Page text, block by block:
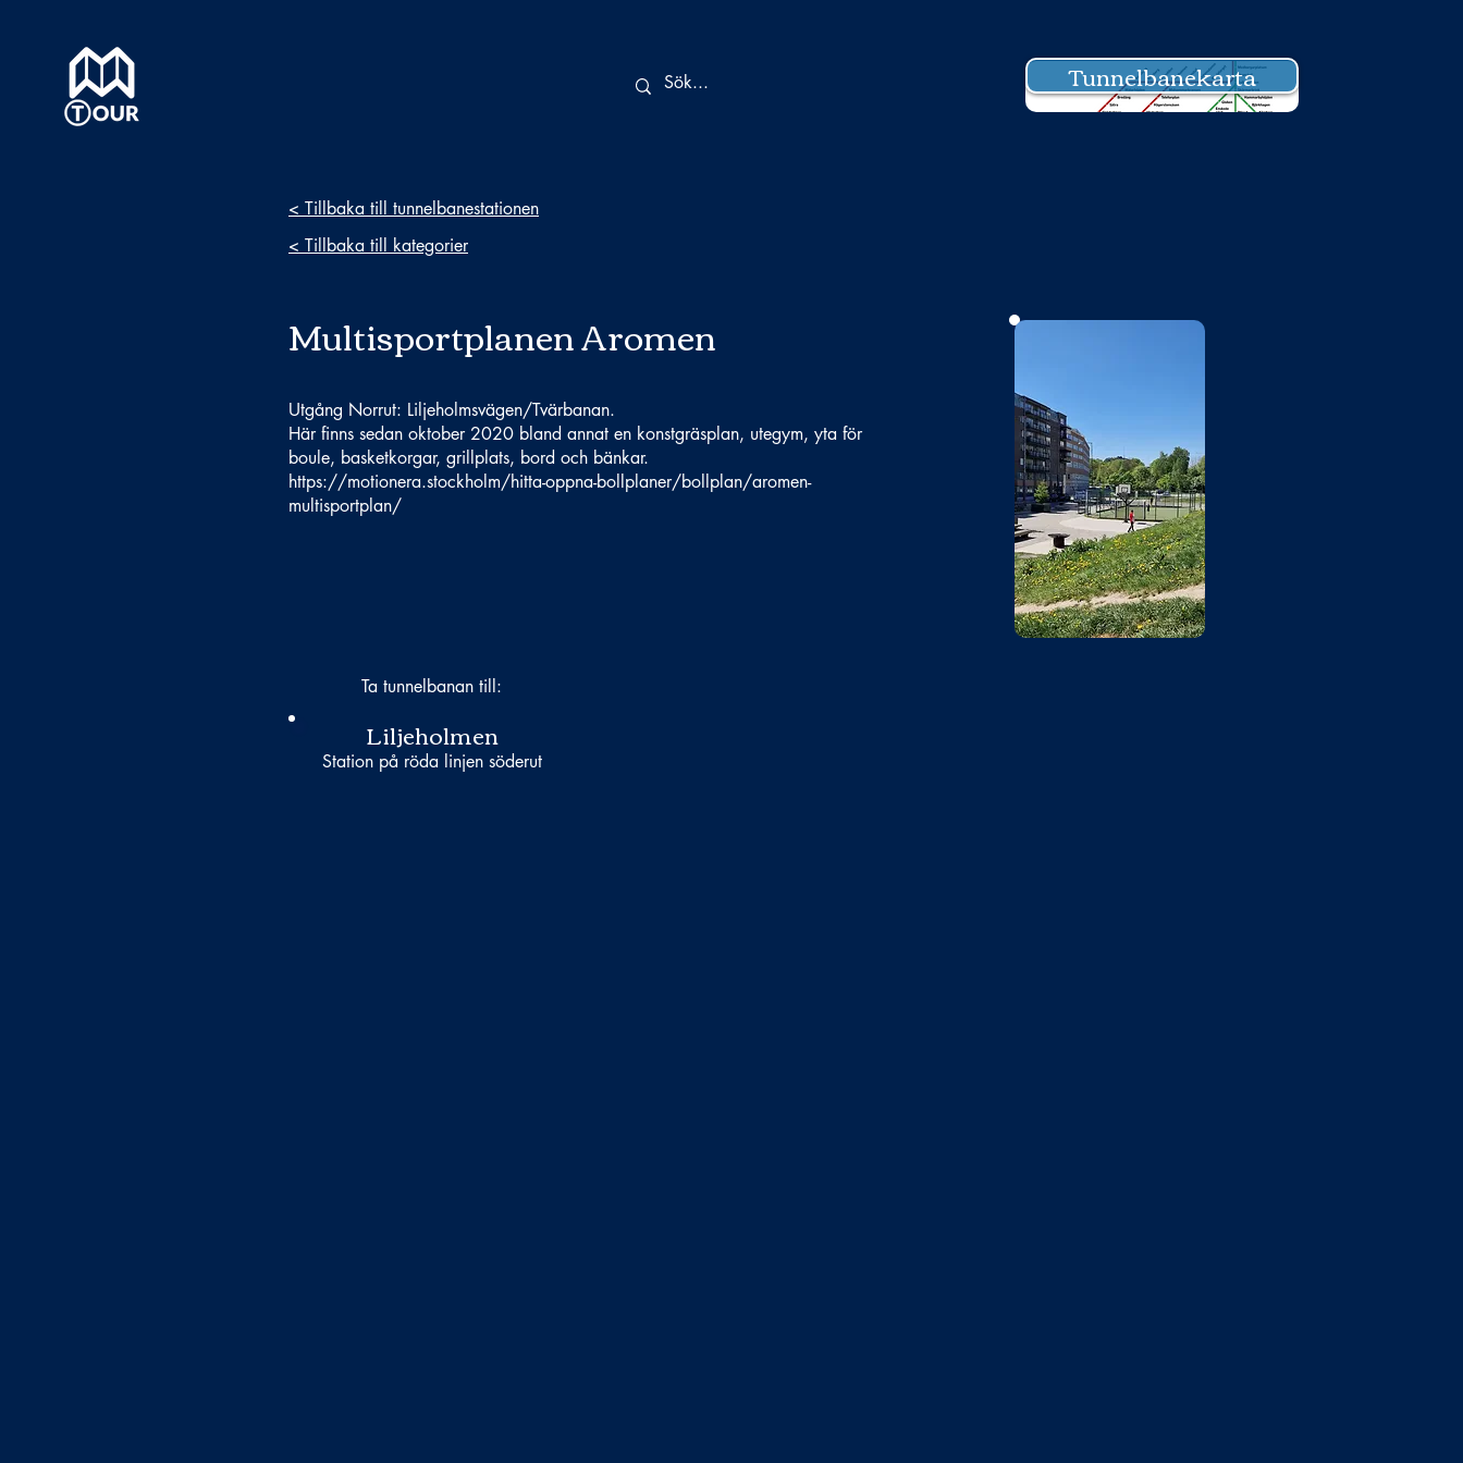
Tunnelbanekarta
< Tillbaka till tunnelbanestationen
< Tillbaka till kategorier
Multisportplanen Aromen
Utgång Norrut: Liljeholmsvägen/Tvärbanan.
Här finns sedan oktober 2020 bland annat en konstgräsplan, utegym, yta för
boule, basketkorgar, grillplats, bord och bänkar.
https://motionera.stockholm/hitta-oppna-bollplaner/bollplan/aromen-
multisportplan/
Bild saknas
Ta tunnelbanan till:
Liljeholmen
Station på röda linjen söderut